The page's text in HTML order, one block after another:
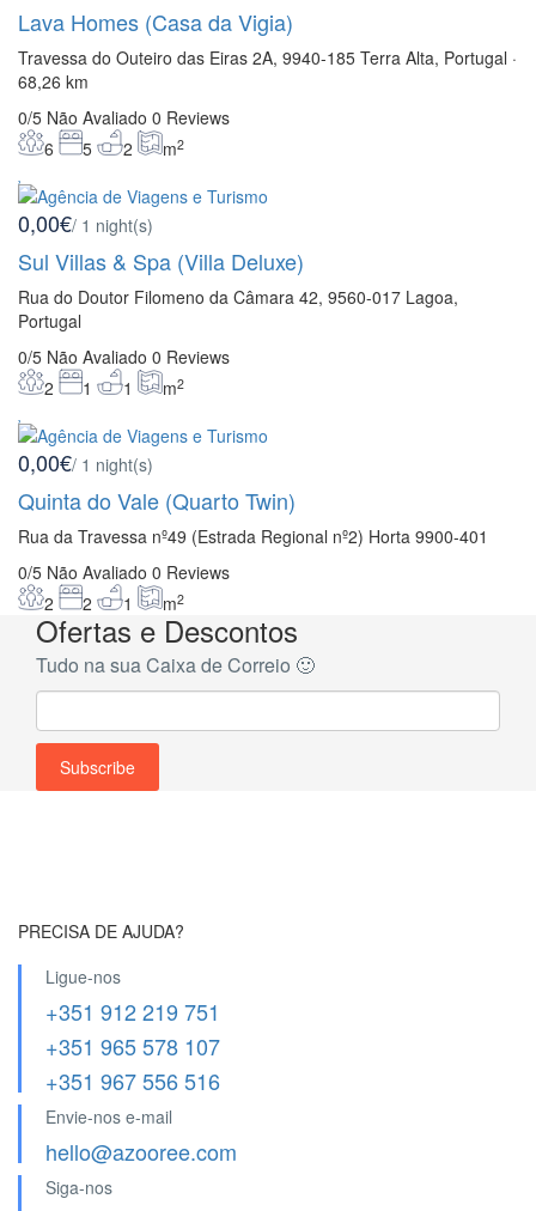
Lava Homes (Casa da Vigia)
Travessa do Outeiro das Eiras 2A, 9940-185 Terra Alta, Portugal ·
68,26 km
0/5 Não Avaliado 0 Reviews
6
5 2 m2
0,00€/ 1 night(s)
Sul Villas & Spa (Villa Deluxe)
Rua do Doutor Filomeno da Câmara 42, 9560-017 Lagoa,
Portugal
0/5 Não Avaliado 0 Reviews
2
1 1 m2
0,00€/ 1 night(s)
Quinta do Vale (Quarto Twin)
Rua da Travessa nº49 (Estrada Regional nº2) Horta 9900-401
0/5 Não Avaliado 0 Reviews
2
2 1 m2
Ofertas e Descontos
Tudo na sua Caixa de Correio 🙂
PRECISA DE AJUDA?
Ligue-nos
+351 912 219 751
+351 965 578 107
+351 967 556 516
Envie-nos e-mail
hello@azooree.com
Siga-nos